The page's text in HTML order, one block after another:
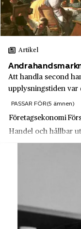
Diab
Electrolux
Element Six
Enator
Enköpings
EPA
Ericsson
Fazer
Artikel
Att handla second
upplysningstiden var
och det gällde
avskaffades först 1973.
PASSAR FÖR(5 ämnen)
Företagsekonomi
Handel och hållbar